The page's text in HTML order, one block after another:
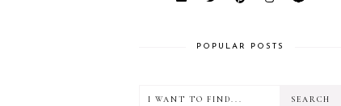
POPULAR POSTS